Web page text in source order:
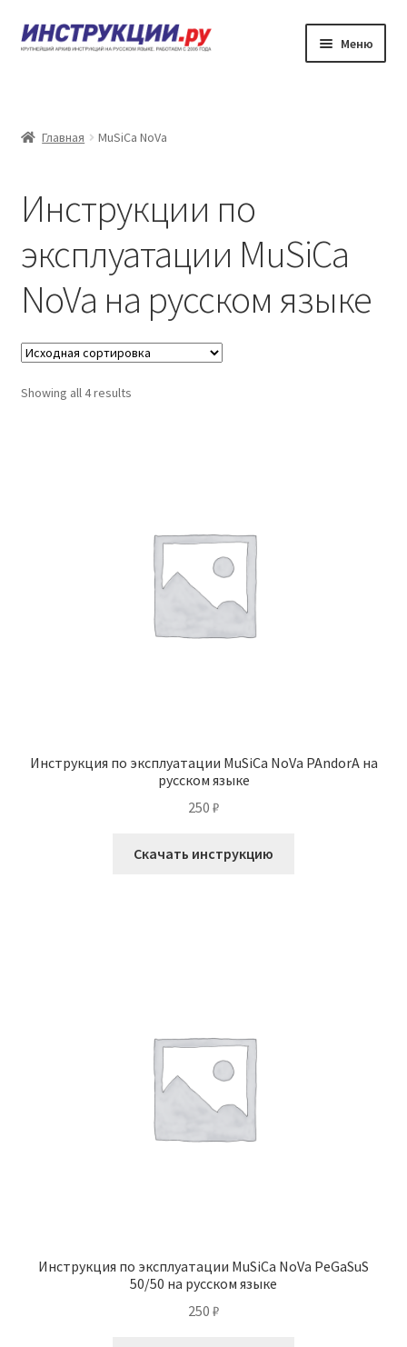
Перейти
к
Перейти
к
Меню
Каталог инструкций по эксплуатации
Личный кабинет
Главная MuSiCa NoVa
Инструкции по
эксплуатации MuSiCa
NoVa на русском языке
Showing all 4 results
Инструкция по эксплуатации MuSiCa NoVa PAndorA на
русском языке
250 ₽
Скачать инструкцию
Инструкция по эксплуатации MuSiCa NoVa PeGaSuS
50/50 на русском языке
250 ₽